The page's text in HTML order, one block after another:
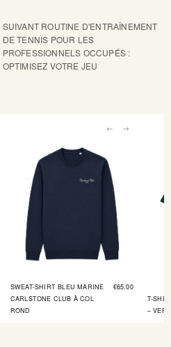
SUIVANT ROUTINE D'ENTRAÎNEMENT
DE TENNIS POUR LES
PROFESSIONNELS OCCUPÉS :
OPTIMISEZ VOTRE JEU
← →
SWEAT-SHIRT BLEU MARINE
CARLSTONE CLUB À COL
ROND
€65.00
T-
– VERT